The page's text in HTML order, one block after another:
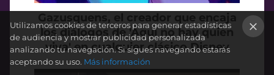
Gazusquens, el creador que encaja
los diálogos de 'Aquí no hay quien
viva' en cualquier clásico Disney
Utilizamos cookies de terceros para generar estadísticas
de audiencia y mostrar publicidad personalizada
analizando tu navegación. Si sigues navegando estarás
aceptando su uso. Más información